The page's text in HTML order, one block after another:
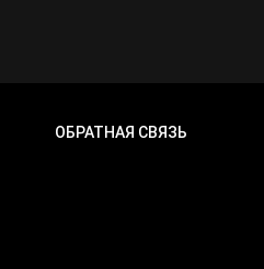
ОБРАТНАЯ СВЯЗЬ